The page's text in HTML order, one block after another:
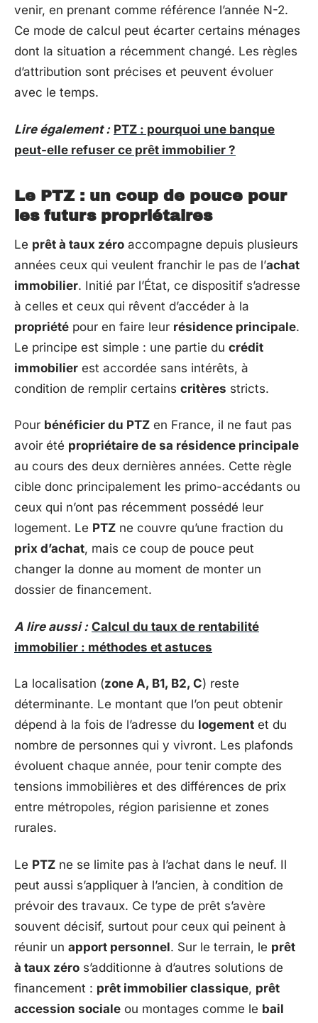
venir, en prenant comme référence l’année N-2.
Ce mode de calcul peut écarter certains ménages
dont la situation a récemment changé. Les règles
d’attribution sont précises et peuvent évoluer
avec le temps.
Lire également : PTZ : pourquoi une banque
peut-elle refuser ce prêt immobilier ?
Le PTZ : un coup de pouce pour
les futurs propriétaires
Le prêt à taux zéro accompagne depuis plusieurs
années ceux qui veulent franchir le pas de l’achat
immobilier. Initié par l’État, ce dispositif s’adresse
à celles et ceux qui rêvent d’accéder à la
propriété pour en faire leur résidence principale.
Le principe est simple : une partie du crédit
immobilier est accordée sans intérêts, à
condition de remplir certains critères stricts.
Pour bénéficier du PTZ en France, il ne faut pas
avoir été propriétaire de sa résidence principale
au cours des deux dernières années. Cette règle
cible donc principalement les primo-accédants ou
ceux qui n’ont pas récemment possédé leur
logement. Le PTZ ne couvre qu’une fraction du
prix d’achat, mais ce coup de pouce peut
changer la donne au moment de monter un
dossier de financement.
A lire aussi : Calcul du taux de rentabilité
immobilier : méthodes et astuces
La localisation (zone A, B1, B2, C) reste
déterminante. Le montant que l’on peut obtenir
dépend à la fois de l’adresse du logement et du
nombre de personnes qui y vivront. Les plafonds
évoluent chaque année, pour tenir compte des
tensions immobilières et des différences de prix
entre métropoles, région parisienne et zones
rurales.
Le PTZ ne se limite pas à l’achat dans le neuf. Il
peut aussi s’appliquer à l’ancien, à condition de
prévoir des travaux. Ce type de prêt s’avère
souvent décisif, surtout pour ceux qui peinent à
réunir un apport personnel. Sur le terrain, le prêt
à taux zéro s’additionne à d’autres solutions de
financement : prêt immobilier classique, prêt
accession sociale ou montages comme le bail